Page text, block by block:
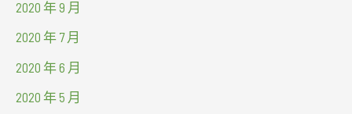
2020 年 9 月
2020 年 7 月
2020 年 6 月
2020 年 5 月